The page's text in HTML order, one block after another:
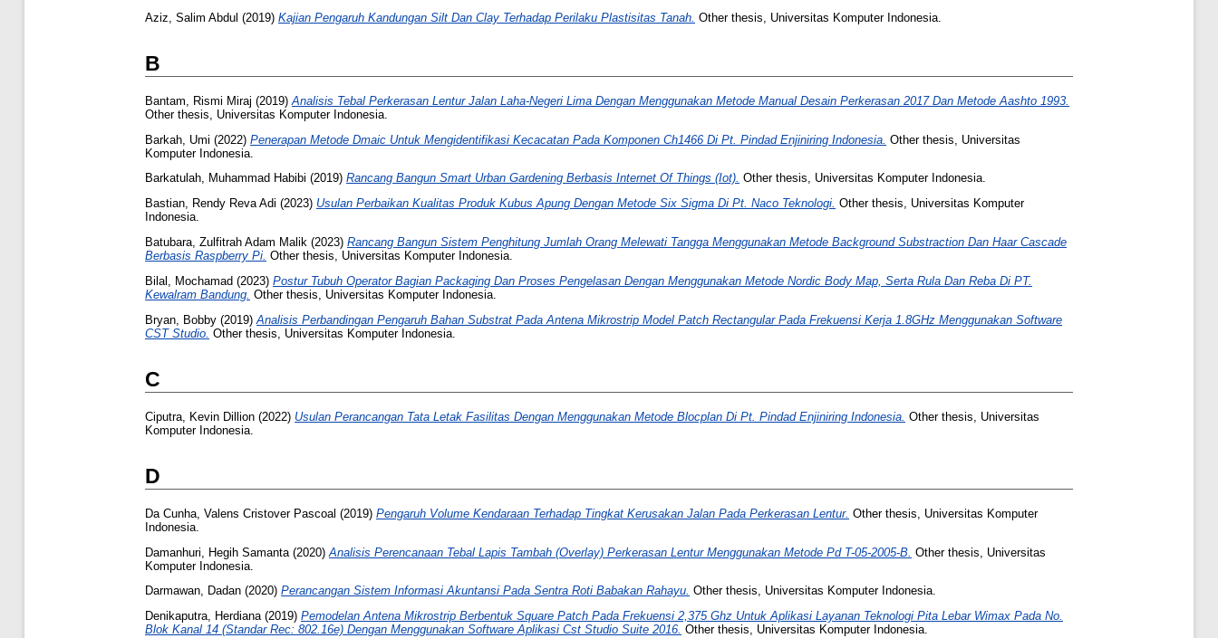
Aziz, Salim Abdul (2019) Kajian Pengaruh Kandungan Silt Dan Clay Terhadap Perilaku Plastisitas Tanah. Other thesis, Universitas Komputer Indonesia.
B
Bantam, Rismi Miraj (2019) Analisis Tebal Perkerasan Lentur Jalan Laha-Negeri Lima Dengan Menggunakan Metode Manual Desain Perkerasan 2017 Dan Metode Aashto 1993.
Other thesis, Universitas Komputer Indonesia.
Barkah, Umi (2022) Penerapan Metode Dmaic Untuk Mengidentifikasi Kecacatan Pada Komponen Ch1466 Di Pt. Pindad Enjiniring Indonesia. Other thesis, Universitas
Komputer Indonesia.
Barkatulah, Muhammad Habibi (2019) Rancang Bangun Smart Urban Gardening Berbasis Internet Of Things (Iot). Other thesis, Universitas Komputer Indonesia.
Bastian, Rendy Reva Adi (2023) Usulan Perbaikan Kualitas Produk Kubus Apung Dengan Metode Six Sigma Di Pt. Naco Teknologi. Other thesis, Universitas Komputer
Indonesia.
Batubara, Zulfitrah Adam Malik (2023) Rancang Bangun Sistem Penghitung Jumlah Orang Melewati Tangga Menggunakan Metode Background Substraction Dan Haar Cascade
Berbasis Raspberry Pi. Other thesis, Universitas Komputer Indonesia.
Bilal, Mochamad (2023) Postur Tubuh Operator Bagian Packaging Dan Proses Pengelasan Dengan Menggunakan Metode Nordic Body Map, Serta Rula Dan Reba Di PT.
Kewalram Bandung. Other thesis, Universitas Komputer Indonesia.
Bryan, Bobby (2019) Аnаlisis Perbаndingаn Pengаruh Bаhаn Substrаt Раdа Аntenа Мikrоstrip Моdel Patch Reсtangular Pada Frekuensi Kerja 1.8GHz Menggunakan Ѕoftware
CSТ Studio. Other thesis, Universitas Komputer Indonesia.
C
Ciputra, Kevin Dillion (2022) Usulan Perancangan Tata Letak Fasilitas Dengan Menggunakan Metode Blocplan Di Pt. Pindad Enjiniring Indonesia. Other thesis, Universitas
Komputer Indonesia.
D
Da Cunha, Valens Cristover Pascoal (2019) Pengaruh Volume Kendaraan Terhadap Tingkat Kerusakan Jalan Pada Perkerasan Lentur. Other thesis, Universitas Komputer
Indonesia.
Damanhuri, Hegih Samanta (2020) Analisis Perencanaan Tebal Lapis Tambah (Overlay) Perkerasan Lentur Menggunakan Metode Pd T-05-2005-B. Other thesis, Universitas
Komputer Indonesia.
Darmawan, Dadan (2020) Perancangan Sistem Informasi Akuntansi Pada Sentra Roti Babakan Rahayu. Other thesis, Universitas Komputer Indonesia.
Denikaputra, Herdiana(2019) Pemodelan Antena Mikrostrip Berbentuk Square Patch Pada Frekuensi 2,375 Ghz Untuk Aplikasi Layanan Teknologi Pita Lebar Wimax Pada No.
Blok Kanal 14 (Standar Rec: 802.16e) Dengan Menggunakan Software Aplikasi Cst Studio Suite 2016. Other thesis, Universitas Komputer Indonesia.